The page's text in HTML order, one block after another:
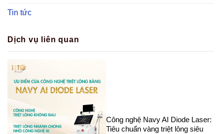
Tin tức
Dịch vụ liên quan
Công nghệ Navy AI Diode Laser:
Tiêu chuẩn vàng triệt lông siêu